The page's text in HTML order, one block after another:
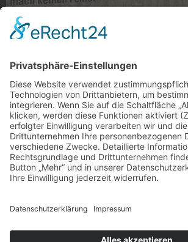
Begreife Doch
Begreife Doch, Gladbach
Foto: momentaufname via Instagram